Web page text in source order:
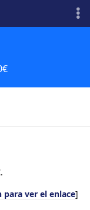
para ver el enlace]